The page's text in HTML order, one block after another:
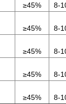
≥45% 8-
≥45% 8-
≥45% 8-
≥45% 8-
≥45% 8-